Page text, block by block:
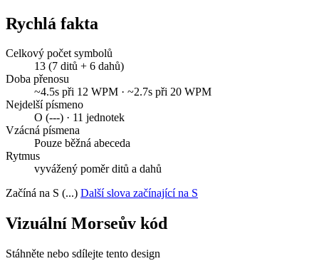
Rychlá fakta
Celkový počet symbolů
13 (7 ditů + 6 dahů)
Doba přenosu
~4.5s při 12 WPM · ~2.7s při 20 WPM
Nejdelší písmeno
O (---) · 11 jednotek
Vzácná písmena
Pouze běžná abeceda
Rytmus
vyvážený poměr ditů a dahů
Začíná na S (...) Další slova začínající na S
Vizuální Morseův kód
Stáhněte nebo sdílejte tento design